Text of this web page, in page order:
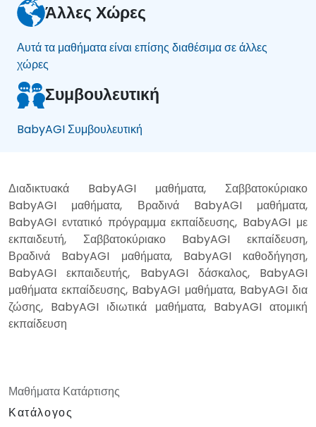
Άλλες Χώρες
Αυτά τα μαθήματα είναι επίσης διαθέσιμα σε άλλες
χώρες
Συμβουλευτική
BabyAGI Συμβουλευτική
Διαδικτυακά BabyAGI μαθήματα, Σαββατοκύριακο
BabyAGI μαθήματα, Βραδινά BabyAGI μαθήματα,
BabyAGI εντατικό πρόγραμμα εκπαίδευσης, BabyAGI με
εκπαιδευτή, Σαββατοκύριακο BabyAGI εκπαίδευση,
Βραδινά BabyAGI μαθήματα, BabyAGI καθοδήγηση,
BabyAGI εκπαιδευτής, BabyAGI δάσκαλος, BabyAGI
μαθήματα εκπαίδευσης, BabyAGI μαθήματα, BabyAGI δια
ζώσης, BabyAGI ιδιωτικά μαθήματα, BabyAGI ατομική
εκπαίδευση
Μαθήματα Κατάρτισης
Κατάλογος